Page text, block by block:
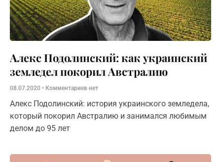
Алекс Подолинский: как украинский
земледел покорил Австралию
08.07.2020 Комментариев нет
Алекс Подолинский: история украинского земледела,
который покорил Австралию и занимался любимым
делом до 95 лет